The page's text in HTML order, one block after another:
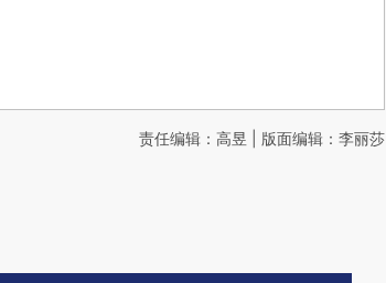
责任编辑：高昱 | 版面编辑：李丽莎